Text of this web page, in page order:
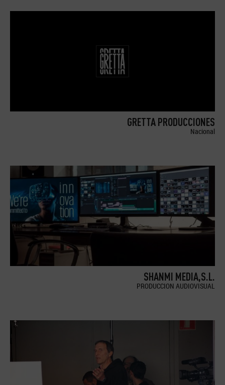
GRETTA PRODUCCIONES
Nacional
SHANMI MEDIA,S.L.
PRODUCCION AUDIOVISUAL